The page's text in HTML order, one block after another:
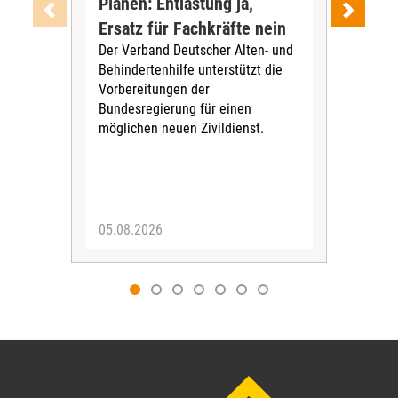
Ersatz für Fachkräfte nein
Der Verband Deutscher Alten- und
Behindertenhilfe unterstützt die
Vorbereitungen der
Bundesregierung für einen
möglichen neuen Zivildienst.
05.08.2026